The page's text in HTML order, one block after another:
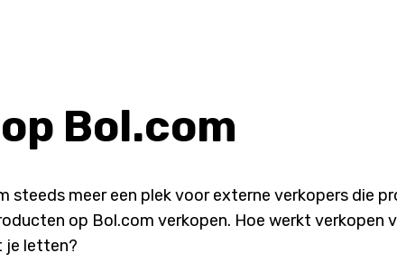
Bol.com
steeds meer een plek voor externe verkopers die
op Bol.com verkopen. Hoe werkt verkopen
je letten?